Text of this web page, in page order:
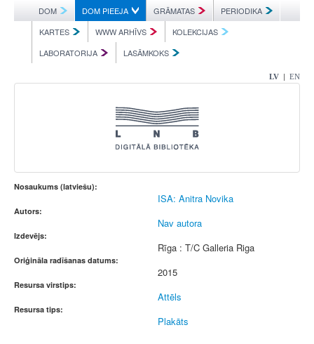
DOM DOM PIEEJA GRĀMATAS
PERIODIKA
KARTES
WWW ARHĪVS
KOLEKCIJAS
LABORATORIJA
LASĀMKOKS
LV | EN
Nosaukums (latviešu):
ISA: Anitra Novika
Autors:
Nav autora
Izdevējs:
Rīga : T/C Galleria Riga
Oriģināla radīšanas datums:
2015
Resursa virstips:
Attēls
Resursa tips:
Plakāts